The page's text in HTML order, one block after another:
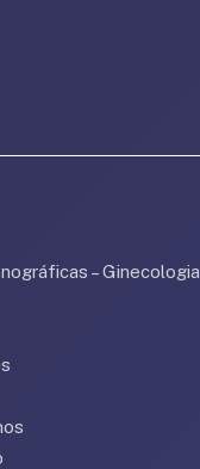
– Ginecologia